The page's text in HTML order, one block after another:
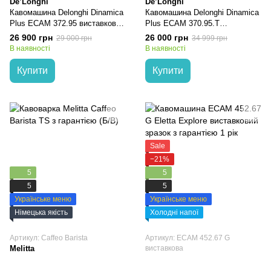
Кавомашина Delonghi Dinamica
Plus ECAM 372.95 виставковий
зразок з гарантією 1 рік
26 900 грн 29 000 грн
В наявності
Купити
Кавомашина Delonghi Dinamica
Plus ECAM 370.95.T
виставковий зразок з гарантією
1 рік
26 000 грн 34 999 грн
В наявності
Купити
5
5
Українське меню
Німецька якість
Артикул: Caffeo Barista
Melitta
Sale
−21%
5
5
Українське меню
Холодні напої
Артикул: ECAM 452.67 G
виставкова